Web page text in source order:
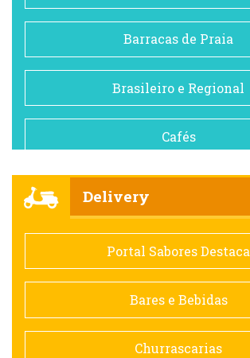
Barracas de Praia
Brasileiro e Regional
Cafés
Comida saudável
Contemporânea
Doceria
Delivery
Portal Sabores Destaca
Bares e Bebidas
Churrascarias